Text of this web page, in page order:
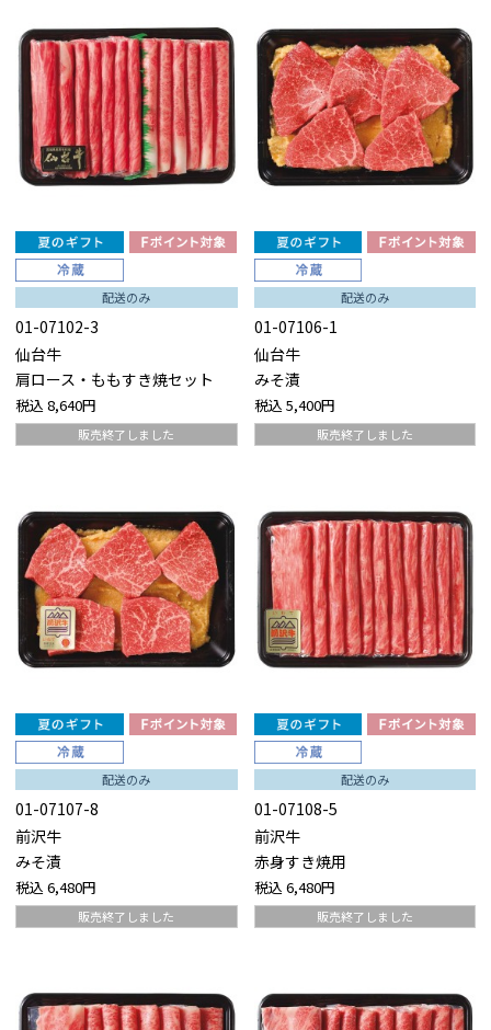
配送のみ
01-07102-3
仙台牛
肩ロース・ももすき焼セット
税込 8,640円
販売終了しました
配送のみ
01-07106-1
仙台牛
みそ漬
税込 5,400円
販売終了しました
配送のみ
01-07107-8
前沢牛
みそ漬
税込 6,480円
販売終了しました
配送のみ
01-07108-5
前沢牛
赤身すき焼用
税込 6,480円
販売終了しました